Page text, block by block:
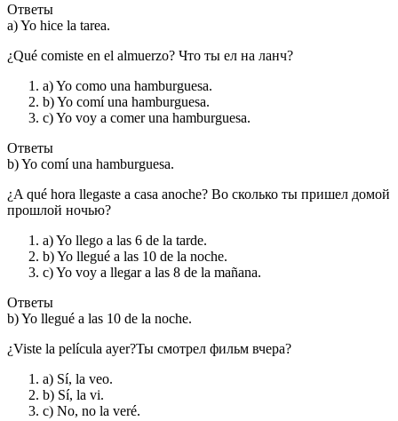
Ответы
a) Yo hice la tarea.
¿Qué comiste en el almuerzo? Что ты ел на ланч?
a) Yo como una hamburguesa.
b) Yo comí una hamburguesa.
c) Yo voy a comer una hamburguesa.
Ответы
b) Yo comí una hamburguesa.
¿A qué hora llegaste a casa anoche? Во сколько ты пришел домой
прошлой ночью?
a) Yo llego a las 6 de la tarde.
b) Yo llegué a las 10 de la noche.
c) Yo voy a llegar a las 8 de la mañana.
Ответы
b) Yo llegué a las 10 de la noche.
¿Viste la película ayer?Ты смотрел фильм вчера?
a) Sí, la veo.
b) Sí, la vi.
c) No, no la veré.